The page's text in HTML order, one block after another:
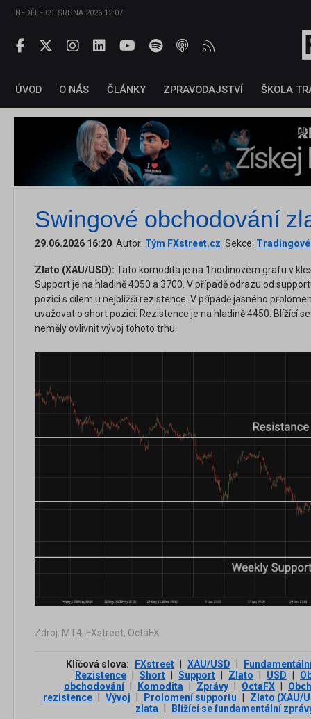
NEDĚLE 09. SRPNA 2026 12:07
ÚVOD O NÁS ČLÁNKY ZPRAVODAJSTVÍ ŠKOLA
Swingové obchodování
29.06.2026 16:20 Autor: Tým FXstreet.cz Sekce: Tradingové
Zlato (XAU/USD): Tato komodita je na 1hodinovém grafu v
Support je na hladině 4050 a 3700. V případě odrazu od
pozici s cílem u nejbližší rezistence. V případě jasného
uvažovat o short pozici. Rezistence je na hladině 4450. Blížící
neměly ovlivnit vývoj tohoto trhu.
Zdroj: MT4, FXstreet, OctaFX
Klíčová slova: FXstreet | XAU/USD |
Rezistence | Short | Support | Zlato | USD |
obchodování | Komodita | Zprávy | OctaFX |
rezistence | Vývoj | Prolomení supportu |
Zlato (XAU/
zlata | Blížící se fundamentální